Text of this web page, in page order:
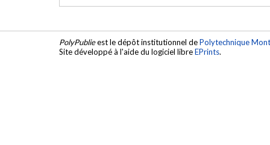
PolyPublieest le dépôt institutionnel dePolytechnique
Site développé à l'aide du logiciel libreEPrints.